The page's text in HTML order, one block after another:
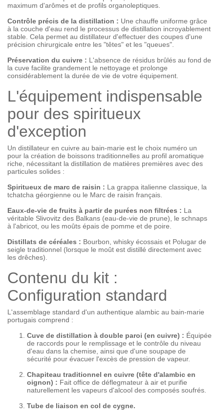
maximum d'arômes et de profils organoleptiques.
Contrôle précis de la distillation : Une chauffe uniforme grâce
à la couche d'eau rend le processus de distillation incroyablement
stable. Cela permet au distillateur d'effectuer des coupes d'une
précision chirurgicale entre les "têtes" et les "queues".
Préservation du cuivre : L'absence de résidus brûlés au fond de
la cuve facilite grandement le nettoyage et prolonge
considérablement la durée de vie de votre équipement.
L'équipement indispensable
pour des spiritueux
d'exception
Un distillateur en cuivre au bain-marie est le choix numéro un
pour la création de boissons traditionnelles au profil aromatique
riche, nécessitant la distillation de matières premières avec des
particules solides :
Spiritueux de marc de raisin : La grappa italienne classique, la
tchatcha géorgienne ou le Marc de raisin français.
Eaux-de-vie de fruits à partir de purées non filtrées : La
véritable Slivovitz des Balkans (eau-de-vie de prune), le schnaps
à l'abricot, ou les moûts épais de pomme et de poire.
Distillats de céréales : Bourbon, whisky écossais et Polugar de
seigle traditionnel (lorsque le moût est distillé directement avec
les drêches).
Contenu du kit :
Configuration standard
L'assemblage standard d'un authentique alambic au bain-marie
portugais comprend :
Cuve de distillation à double paroi (en cuivre) : Équipée
de raccords pour le remplissage et le contrôle du niveau
d'eau dans la chemise, ainsi que d'une soupape de
sécurité pour évacuer l'excès de pression de vapeur.
Chapiteau traditionnel en cuivre (tête d'alambic en
oignon) : Fait office de déflegmateur à air et purifie
naturellement les vapeurs d'alcool des composés soufrés.
Tube de liaison en col de cygne.